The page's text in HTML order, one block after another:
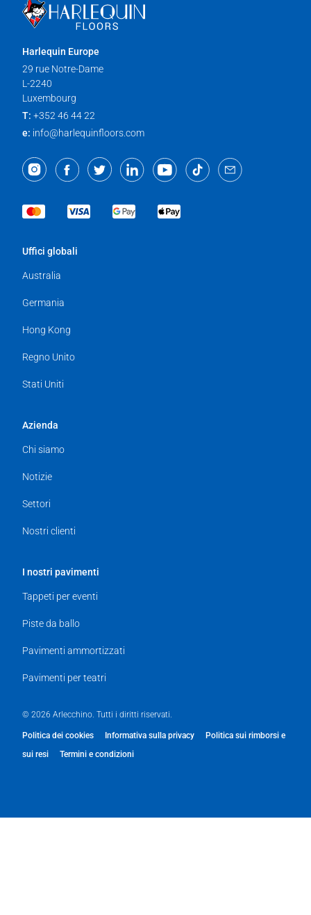
Harlequin Europe
29 rue Notre-Dame
L-2240
Luxembourg
T: +352 46 44 22
e: info@harlequinfloors.com
Uffici globali
Australia
Germania
Hong Kong
Regno Unito
Stati Uniti
Azienda
Chi siamo
Notizie
Settori
Nostri clienti
I nostri pavimenti
Tappeti per eventi
Piste da ballo
Pavimenti ammortizzati
Pavimenti per teatri
© 2026 Arlecchino. Tutti i diritti riservati.
Politica dei cookies Informativa sulla privacy
Politica sui rimborsi e
sui resi
Termini e condizioni